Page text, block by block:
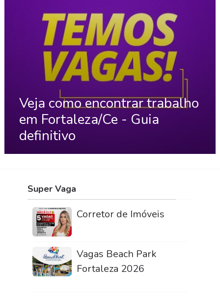
Veja como encontrar trabalho
em Fortaleza/Ce - Guia
definitivo
Super Vaga
Corretor de Imóveis
Vagas Beach Park
Fortaleza 2026